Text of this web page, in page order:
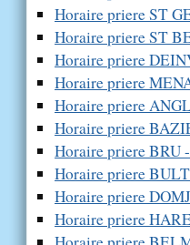
Horaire priere ST
Horaire priere ST
Horaire priere
Horaire priere
Horaire priere
Horaire priere
Horaire priere BRU
Horaire priere
Horaire priere
Horaire priere